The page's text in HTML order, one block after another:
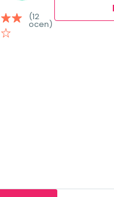
(12
ocen)